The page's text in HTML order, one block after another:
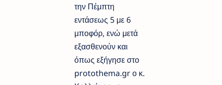
την Πέμπτη
εντάσεως 5 με 6
μποφόρ, ενώ μετά
εξασθενούν και
όπως εξήγησε στο
protothema.gr ο κ.